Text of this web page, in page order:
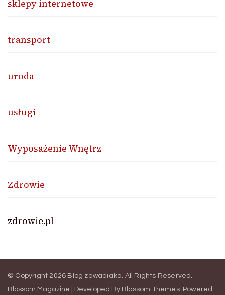
sklepy internetowe
transport
uroda
usługi
Wyposażenie Wnętrz
Zdrowie
zdrowie.pl
© Copyright 2026 Blog zawadiaka. All Rights Reserved.
Blossom Magazine | Developed By Blossom Themes. Powered